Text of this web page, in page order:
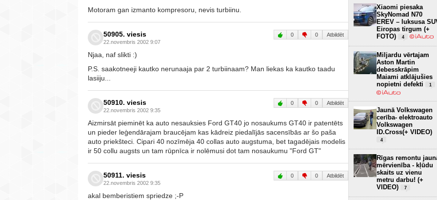
Motoram gan izmanto kompresoru, nevis turbiinu.
50905. viesis
22.novembris 2002 9:07
0 0 Atbildēt
Njaa, naf slikti :)
P.S. saakotneeji kautko nerunaaja par 2 turbiinaam? Man liekas ka kautko taadu
lasiiju...
50910. viesis
22.novembris 2002 9:35
0 0 Atbildēt
Aizmirsāt pieminēt ka auto nesauksies Ford GT40 jo nosaukums GT40 ir patentēts
un pieder leģendārajam braucējam kas kādreiz piedalījās sacensībās ar šo paša
auto priekšteci. Cipari 40 nozīmēja 40 collas auto augstuma, bet tagadējais modelis
ir 50 collu augsts un tam rūpnīca ir nolēmusi dot tam nosaukumu "Ford GT"
50911. viesis
22.novembris 2002 9:35
0 0 Atbildēt
akal bemberistiem spriedze ;-P
Xiaomi piesaka
SkyNomad N70
EREV – luksusa
Eiropas tirgum (+
FOTO)
4
Miljardu vērtajam
Aston Martin
debesskrāpim
Maiami atklājušies
nopietni defekti
1
Jaunā Volkswagen
cerība- elektroauto
Volkswagen
ID.Cross(+ VIDEO)
4
Rīgas remontu
mērvienība - kļūdu
skaits uz vienu
metru darbu! (+
VIDEO)
7